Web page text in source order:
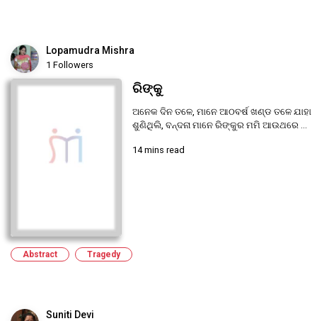
Lopamudra Mishra
1 Followers
ରିଙ୍କୁ
ଅନେକ ଦିନ ତଳେ, ମାନେ ଆଠବର୍ଷ ଖଣ୍ଡ ତଳେ ଯାହା
ଶୁଣିଥିଲି, ବନ୍ଦନା ମାନେ ରିଙ୍କୁର ମମି ଆଉଥରେ ...
14 mins read
Abstract Tragedy
Suniti Devi